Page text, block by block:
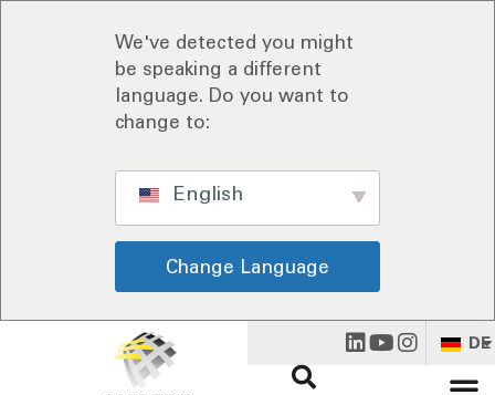
We've detected you might
be speaking a different
language. Do you want to
change to:
English
Change Language
DE